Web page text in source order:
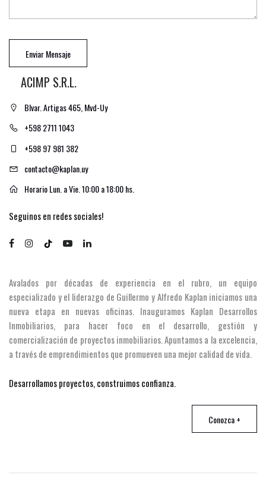
Enviar Mensaje
ACIMP S.R.L.
Blvar. Artigas 465, Mvd-Uy
+598 2711 1043
+598 97 981 382
contacto@kaplan.uy
Horario Lun. a Vie. 10:00 a 18:00 hs.
Seguinos en redes sociales!
Avalados por décadas de experiencia en el rubro, un equipo
especializado y el liderazgo de Guillermo y Alfredo Kaplan iniciamos una
nueva etapa en nuevas oficinas. Inauguramos Kaplan Desarrollos
Inmobiliarios, para hacer foco en el desarrollo, gestión y
comercialización de proyectos inmobiliarios. Apuntamos a la excelencia,
a través de emprendimientos que promueven una mejor calidad de vida.
Desarrollamos proyectos, construimos confianza.
Conozca +